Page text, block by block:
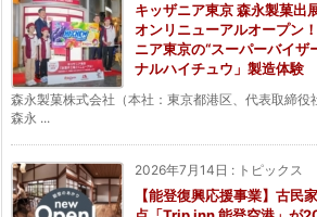
キッザニア東京 森永製菓出
オンリニューアルオープン
ニア東京の“スーパーバイザ
ナルハイチュウ」製造体験
森永製菓株式会社（本社：東京都港区、代表取締役
森永 ...
2026年7月14日 : トピックス
【能登復興応援事業】古民